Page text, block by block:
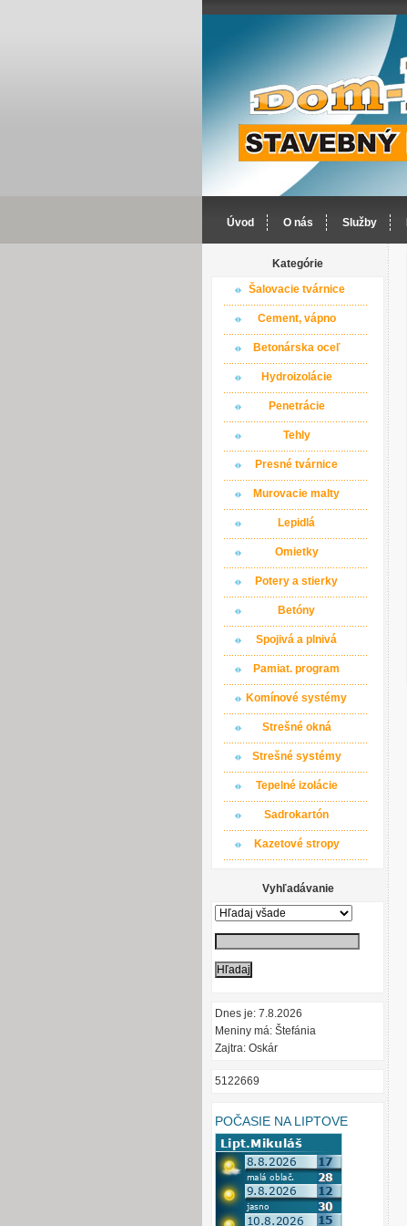
Úvod O nás Služby
Kategórie
Šalovacie tvárnice
Cement, vápno
Betonárska oceľ
Hydroizolácie
Penetrácie
Tehly
Presné tvárnice
Murovacie malty
Lepidlá
Omietky
Potery a stierky
Betóny
Spojivá a plnivá
Pamiat. program
Komínové systémy
Strešné okná
Strešné systémy
Tepelné izolácie
Sadrokartón
Kazetové stropy
Vyhľadávanie
Dnes je: 7.8.2026
Meniny má: Štefánia
Zajtra: Oskár
5122669
POČASIE NA LIPTOVE